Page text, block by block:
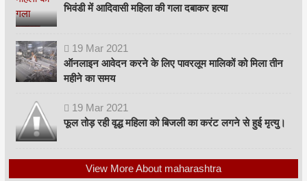
भिवंडी में आदिवासी महिला की गला दबाकर हत्या
19 Mar 2021
ऑनलाइन आवेदन करने के लिए पावरलूम मालिकों को मिला तीन
महीने का समय
19 Mar 2021
फूल तोड़ रही वृद्ध महिला को बिजली का करंट लगने से हुई मृत्यु।
View More About maharashtra